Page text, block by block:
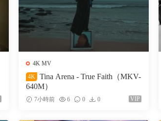
4K MV
4K
Tina Arena - True Faith（MKV-
640M）
7小時前 6 0 0 VIP